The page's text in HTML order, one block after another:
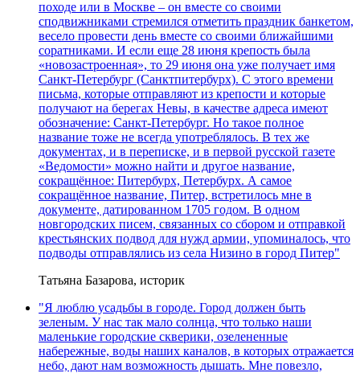
походе или в Москве – он вместе со своими
сподвижниками стремился отметить праздник банкетом,
весело провести день вместе со своими ближайшими
соратниками. И если еще 28 июня крепость была
«новозастроенная», то 29 июня она уже получает имя
Санкт-Петербург (Санктпитербурх). С этого времени
письма, которые отправляют из крепости и которые
получают на берегах Невы, в качестве адреса имеют
обозначение: Санкт-Петербург. Но такое полное
название тоже не всегда употреблялось. В тех же
документах, и в переписке, и в первой русской газете
«Ведомости» можно найти и другое название,
сокращённое: Питербурх, Петербурх. А самое
сокращённое название, Питер, встретилось мне в
документе, датированном 1705 годом. В одном
новгородских писем, связанных со сбором и отправкой
крестьянских подвод для нужд армии, упоминалось, что
подводы отправлялись из села Низино в город Питер"
Татьяна Базарова, историк
"Я люблю усадьбы в городе. Город должен быть
зеленым. У нас так мало солнца, что только наши
маленькие городские скверики, озелененные
набережные, воды наших каналов, в которых отражается
небо, дают нам возможность дышать. Мне повезло,